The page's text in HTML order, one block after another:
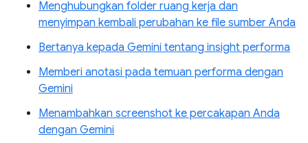
Menghubungkan folder ruang kerja dan
menyimpan kembali perubahan ke file sumber Anda
Bertanya kepada Gemini tentang insight performa
Memberi anotasi pada temuan performa dengan
Gemini
Menambahkan screenshot ke percakapan Anda
dengan Gemini